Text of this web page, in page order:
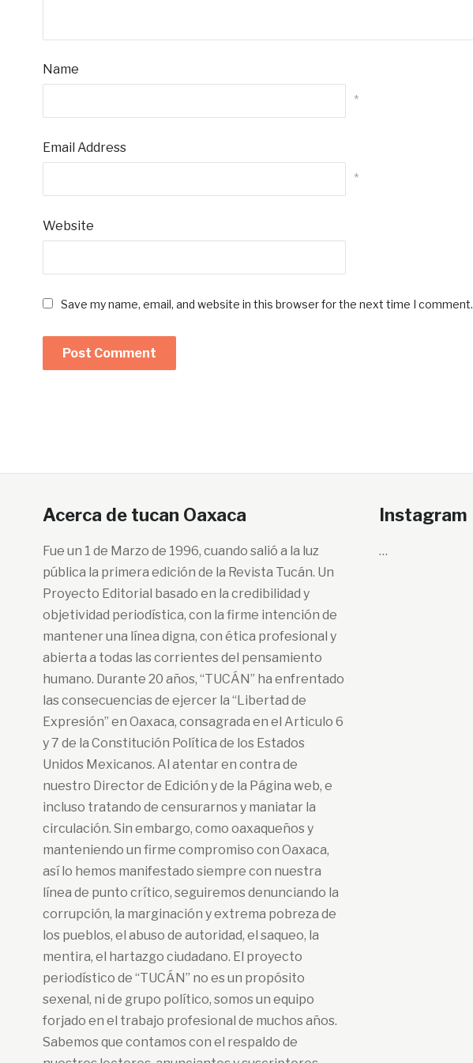
Name
*
Email Address
*
Website
Save my name, email, and website in this browser for the next time I comment.
Acerca de tucan Oaxaca
Fue un 1 de Marzo de 1996, cuando salió a la luz
pública la primera edición de la Revista Tucán. Un
Proyecto Editorial basado en la credibilidad y
objetividad periodística, con la firme intención de
mantener una línea digna, con ética profesional y
abierta a todas las corrientes del pensamiento
humano. Durante 20 años, “TUCÁN” ha enfrentado
las consecuencias de ejercer la “Libertad de
Expresión” en Oaxaca, consagrada en el Articulo 6
y 7 de la Constitución Política de los Estados
Unidos Mexicanos. Al atentar en contra de
nuestro Director de Edición y de la Página web, e
incluso tratando de censurarnos y maniatar la
circulación. Sin embargo, como oaxaqueños y
manteniendo un firme compromiso con Oaxaca,
así lo hemos manifestado siempre con nuestra
línea de punto crítico, seguiremos denunciando la
corrupción, la marginación y extrema pobreza de
los pueblos, el abuso de autoridad, el saqueo, la
mentira, el hartazgo ciudadano. El proyecto
periodístico de “TUCÁN” no es un propósito
sexenal, ni de grupo político, somos un equipo
forjado en el trabajo profesional de muchos años.
Sabemos que contamos con el respaldo de
Instagram
…